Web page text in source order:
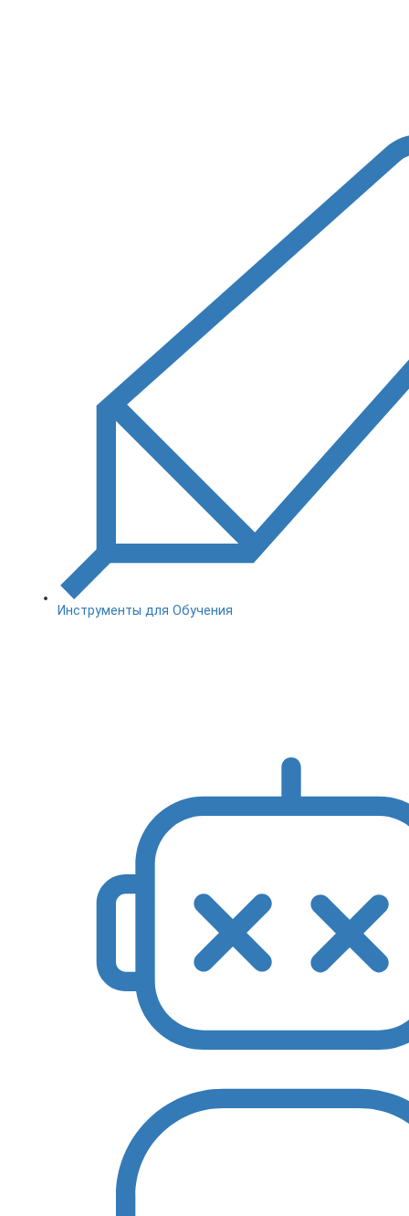
Инструменты для Обучения